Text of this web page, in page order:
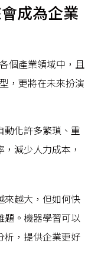
成為企業
個產業領域中，且
，更將在未來扮演
動化許多繁瑣、重
減少人力成本，
來越大，但如何快
題。機器學習可以
析，提供企業更好